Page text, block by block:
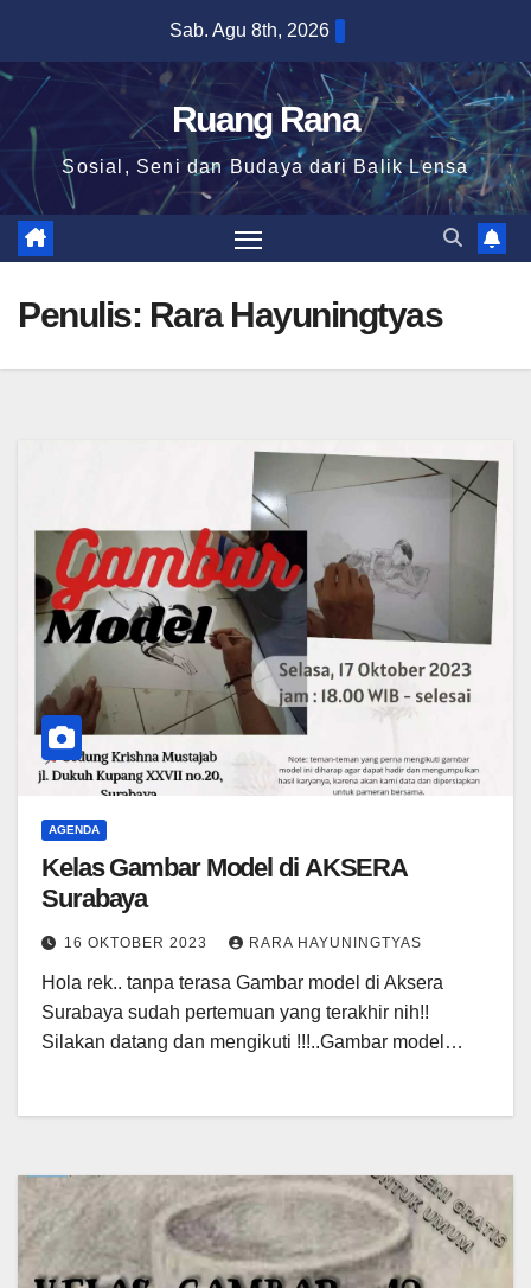
content
Sab. Agu 8th, 2026
Ruang Rana
Sosial, Seni dan Budaya dari Balik Lensa
Penulis: Rara Hayuningtyas
AGENDA
Kelas Gambar Model di AKSERA
Surabaya
16 OKTOBER 2023 RARA HAYUNINGTYAS
Hola rek.. tanpa terasa Gambar model di Aksera
Surabaya sudah pertemuan yang terakhir nih!!
Silakan datang dan mengikuti !!!..Gambar model…